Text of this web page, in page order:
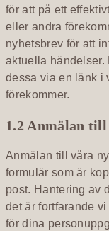
för att på ett
eller andra
nyhetsbrev för att
aktuella händelser.
dessa via en länk i
förekommer.
1.2 Anmälan
Anmälan till våra
formulär som är
post. Hantering av
det är fortfarande
för dina